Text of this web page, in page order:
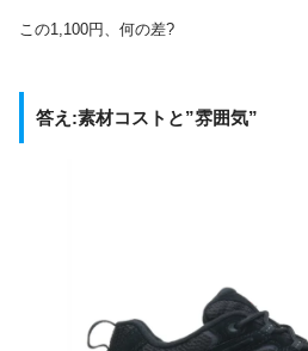
この1,100円、何の差?
答え:素材コストと”雰囲気”